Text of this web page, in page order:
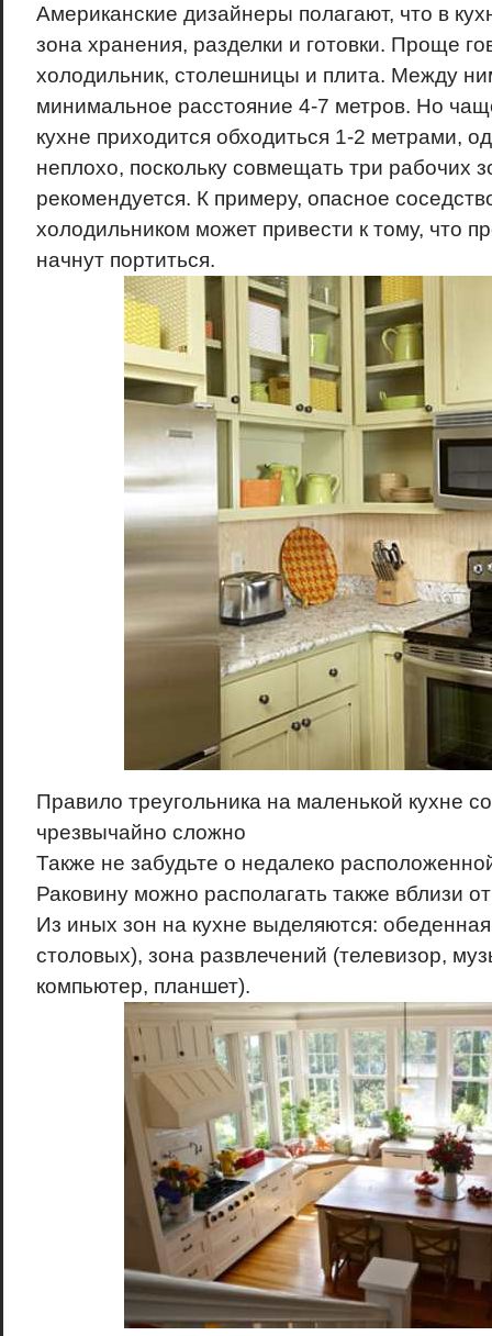
Американские дизайнеры полагают, что в
зона хранения, разделки и готовки. Проще
холодильник, столешницы и плита. Между
минимальное расстояние 4-7 метров. Но
кухне приходится обходиться 1-2 метрами,
неплохо, поскольку совмещать три рабочих
рекомендуется. К примеру, опасное
холодильником может привести к тому, что
начнут портиться.
Правило треугольника на маленькой кухне
чрезвычайно сложно
Также не забудьте о недалеко
Раковину можно располагать также вблизи
Из иных зон на кухне выделяются: обеденная
столовых), зона развлечений (телевизор,
компьютер, планшет).